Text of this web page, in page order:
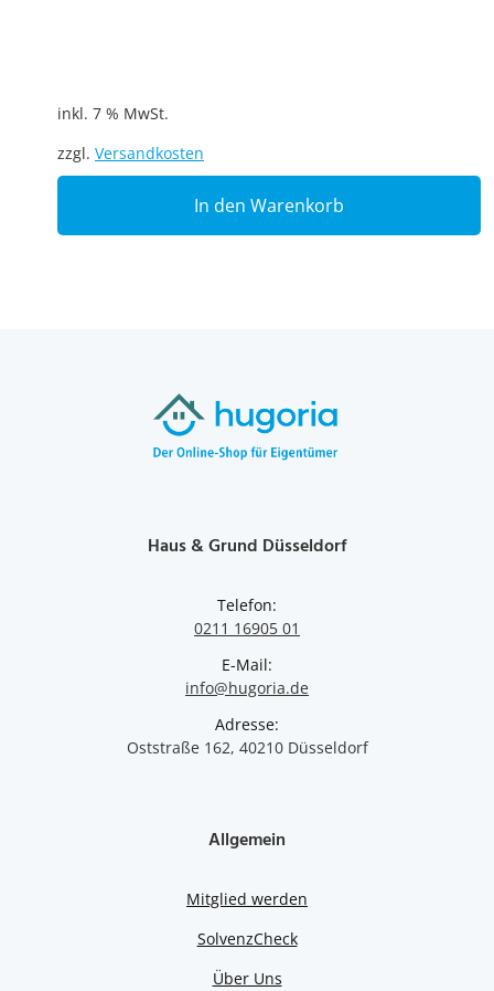
inkl. 7 % MwSt.
zzgl. Versandkosten
In den Warenkorb
Haus & Grund Düsseldorf
Telefon:
0211 16905 01
E-Mail:
info@hugoria.de
Adresse:
Oststraße 162, 40210 Düsseldorf
Allgemein
Mitglied werden
SolvenzCheck
Über Uns